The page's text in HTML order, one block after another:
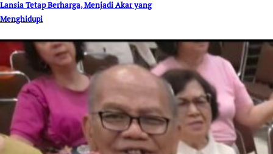
Lansia Tetap Berharga, Menjadi Akar yang
Menghidupi